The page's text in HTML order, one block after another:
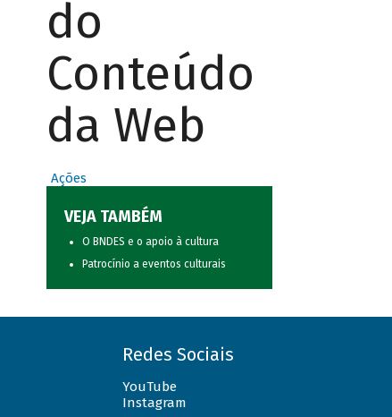
do
Conteúdo
da Web
Ações
VEJA TAMBÉM
O BNDES e o apoio à cultura
Patrocínio a eventos culturais
Redes Sociais
YouTube
Instagram